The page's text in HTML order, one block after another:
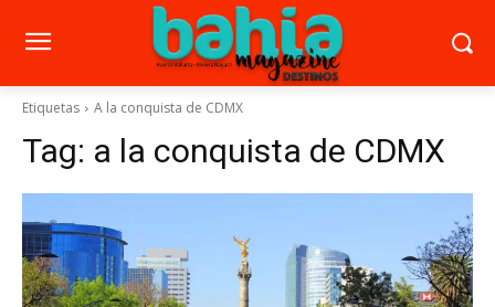
Etiquetas A la conquista de CDMX
Tag: a la conquista de CDMX